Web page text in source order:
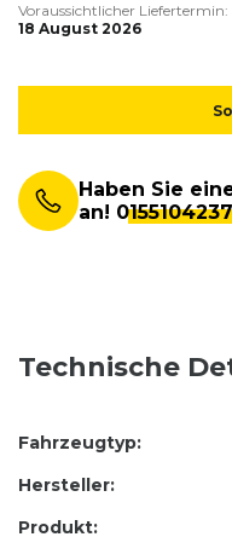
Voraussichtlicher Liefertermin:
18 August 2026
Haben Sie
an!
Technische
Hersteller:
Produkt:
Fahrzeugtyp: